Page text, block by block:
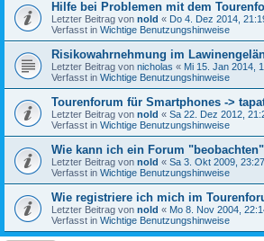
Hilfe bei Problemen mit dem
Letzter Beitrag von nold « Do 4. Dez 2014,
Verfasst in Wichtige Benutzungshinweise
Risikowahrnehmung im
Letzter Beitrag von nicholas « Mi 15. Jan 2014,
Verfasst in Wichtige Benutzungshinweise
Tourenforum für Smartphones ->
Letzter Beitrag von nold « Sa 22. Dez 2012,
Verfasst in Wichtige Benutzungshinweise
Wie kann ich ein Forum
Letzter Beitrag von nold « Sa 3. Okt 2009, 23:27
Verfasst in Wichtige Benutzungshinweise
Wie registriere ich mich im
Letzter Beitrag von nold « Mo 8. Nov 2004,
Verfasst in Wichtige Benutzungshinweise